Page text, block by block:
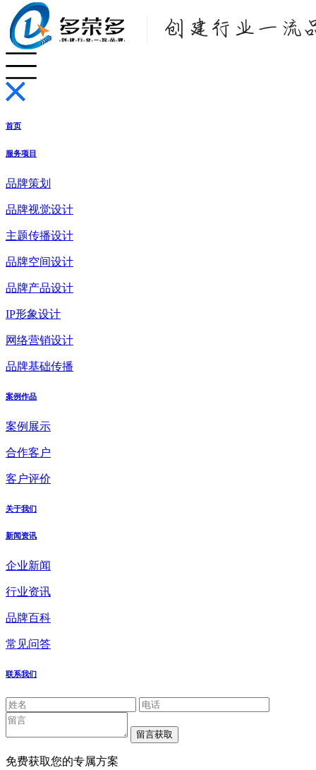
首页
服务项目
品牌策划
品牌视觉设计
主题传播设计
品牌空间设计
品牌产品设计
IP形象设计
网络营销设计
品牌基础传播
案例作品
案例展示
合作客户
客户评价
关于我们
新闻资讯
企业新闻
行业资讯
品牌百科
常见问答
联系我们
免费获取您的专属方案